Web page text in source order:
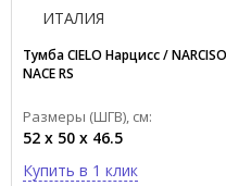
ИТАЛИЯ
Тумба CIELO Нарцисс / NARCISO
NACE RS
Размеры (ШГВ), см:
52 x 50 x 46.5
Купить в 1 клик